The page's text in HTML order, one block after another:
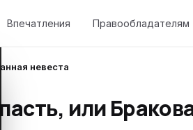
Впечатления Правообладателям
невеста
или